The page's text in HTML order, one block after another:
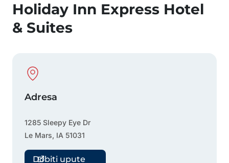
Holiday Inn Express Hotel
& Suites
Physical Location
Adresa
1285 Sleepy Eye Dr
Le Mars, IA 51031
Dobiti upute